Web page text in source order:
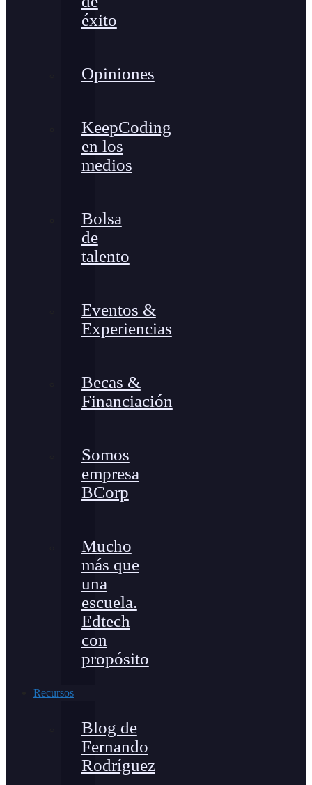
éxito
Opiniones
KeepCoding
en los
medios
Bolsa
de
talento
Eventos &
Experiencias
Becas &
Financiación
Somos
empresa
BCorp
Mucho
más que
una
escuela.
Edtech
con
propósito
Recursos
Blog de
Fernando
Rodríguez